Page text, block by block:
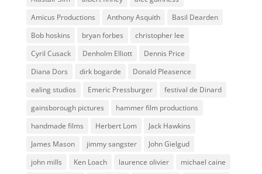
Amicus Productions
Anthony Asquith
Basil Dearden
Bob hoskins
bryan forbes
christopher lee
Cyril Cusack
Denholm Elliott
Dennis Price
Diana Dors
dirk bogarde
Donald Pleasence
ealing studios
Emeric Pressburger
festival de Dinard
gainsborough pictures
hammer film productions
handmade films
Herbert Lom
Jack Hawkins
James Mason
jimmy sangster
John Gielgud
john mills
Ken Loach laurence olivier
michael caine